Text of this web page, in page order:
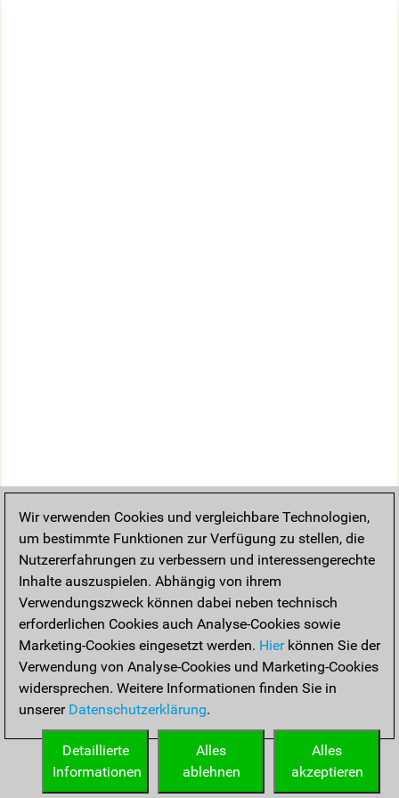
Wir verwenden Cookies und vergleichbare Technologien,
um bestimmte Funktionen zur Verfügung zu stellen, die
Nutzererfahrungen zu verbessern und interessengerechte
Inhalte auszuspielen. Abhängig von ihrem
Verwendungszweck können dabei neben technisch
erforderlichen Cookies auch Analyse-Cookies sowie
Marketing-Cookies eingesetzt werden. Hierkönnen Sie der
Verwendung von Analyse-Cookies und Marketing-Cookies
widersprechen. Weitere Informationen finden Sie in
unserer Datenschutzerklärung.
Alles
akzeptieren
Alles
ablehnen
Detaillierte
Informationen